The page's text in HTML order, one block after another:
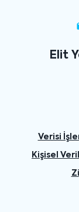
Elit
Verisi
Kişisel